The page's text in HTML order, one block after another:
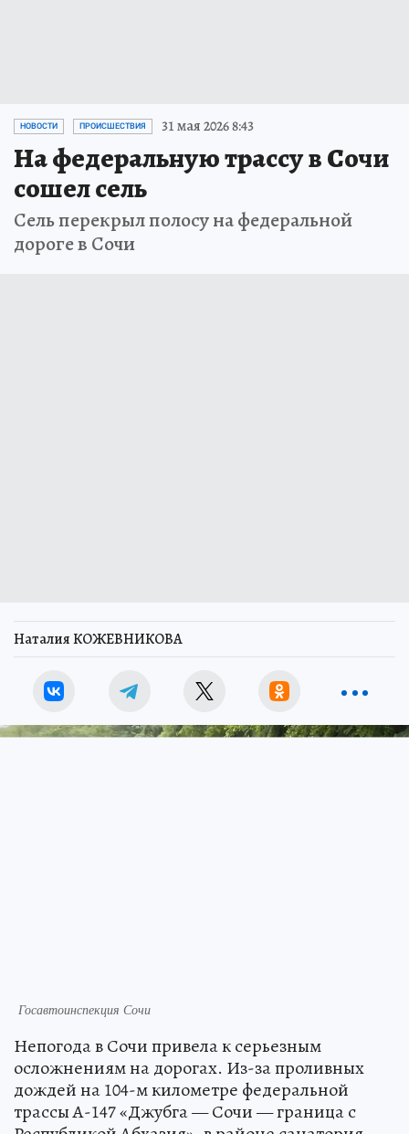
НОВОСТИ ПРОИСШЕСТВИЯ 31 мая 2026 8:43
На федеральную трассу в Сочи
сошел сель
Сель перекрыл полосу на федеральной
дороге в Сочи
Наталия КОЖЕВНИКОВА
Госавтоинспекция Сочи
Непогода в Сочи привела к серьезным
осложнениям на дорогах. Из-за проливных
дождей на 104-м километре федеральной
трассы А-147 «Джубга — Сочи — граница с